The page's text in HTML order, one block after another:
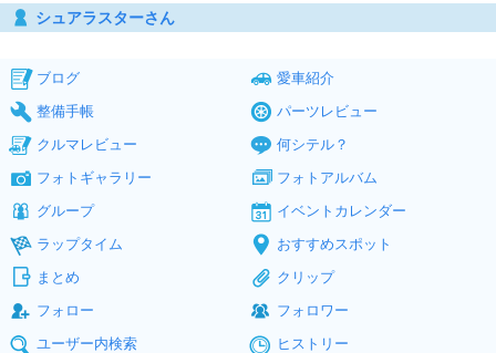
シュアラスターさん
ブログ
愛車紹介
整備手帳
パーツレビュー
クルマレビュー
何シテル？
フォトギャラリー
フォトアルバム
グループ
イベントカレンダー
ラップタイム
おすすめスポット
まとめ
クリップ
フォロー
フォロワー
ユーザー内検索
ヒストリー